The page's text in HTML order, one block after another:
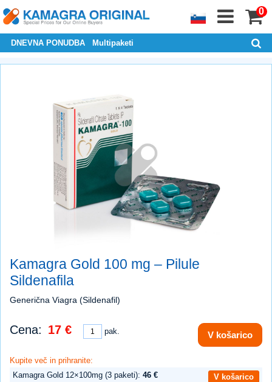
0
DNEVNA PONUDBA Multipaketi
Kamagra Gold 100 mg – Pilule
Sildenafila
Generična Viagra (Sildenafil)
Cena: 17 € pak. V košarico
Kupite več in prihranite:
Kamagra Gold 12×100mg (3 paketi): 46 €
V košarico